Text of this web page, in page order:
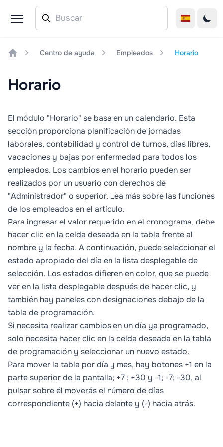
Centro de ayuda Empleados Horario
Horario
El módulo "Horario" se basa en un calendario. Esta
sección proporciona planificación de jornadas
laborales, contabilidad y control de turnos, días libres,
vacaciones y bajas por enfermedad para todos los
empleados. Los cambios en el horario pueden ser
realizados por un usuario con derechos de
"Administrador" o superior. Lea más sobre las funciones
de los empleados en el artículo.
Para ingresar el valor requerido en el cronograma, debe
hacer clic en la celda deseada en la tabla frente al
nombre y la fecha. A continuación, puede seleccionar el
estado apropiado del día en la lista desplegable de
selección. Los estados difieren en color, que se puede
ver en la lista desplegable después de hacer clic, y
también hay paneles con designaciones debajo de la
tabla de programación.
Si necesita realizar cambios en un día ya programado,
solo necesita hacer clic en la celda deseada en la tabla
de programación y seleccionar un nuevo estado.
Para mover la tabla por día y mes, hay botones +1 en la
parte superior de la pantalla; +7 ; +30 y -1; -7; -30, al
pulsar sobre él moverás el número de días
correspondiente (+) hacia delante y (-) hacia atrás.